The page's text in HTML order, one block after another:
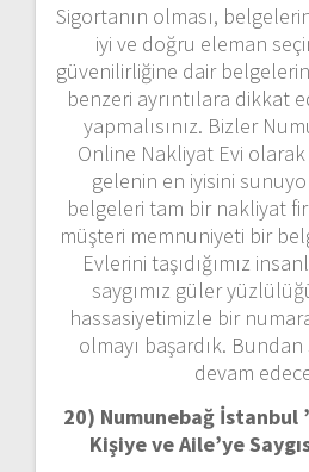
Sigortanın olması,
iyi ve doğru eleman
güvenilirliğine dair
benzeri ayrıntılara dikkat
yapmalısınız. Bizler
Online Nakliyat Evi
gelenin en iyisini
belgeleri tam bir nakliyat
müşteri memnuniyeti bir
Evlerini taşıdığımız
saygımız güler
hassasiyetimizle bir
olmayı başardık.
devam
20) Numunebağ İstanbul
Kişiye ve Aile’ye